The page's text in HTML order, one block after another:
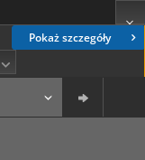
Pokaż szczegóły